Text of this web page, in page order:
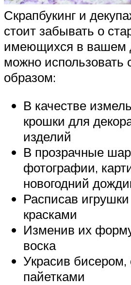
Скрапбукинг и
стоит забывать о
имеющихся в вашем
можно
образом:
В качестве
крошки для
изделий
В прозрачные
фотографии,
новогодний
Расписав
красками
Изменив их
воска
Украсив бисером,
пайетками